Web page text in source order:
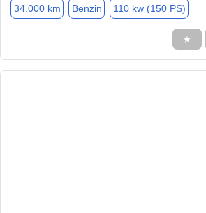
34.000 km Benzin 110 kw (150 PS)
★